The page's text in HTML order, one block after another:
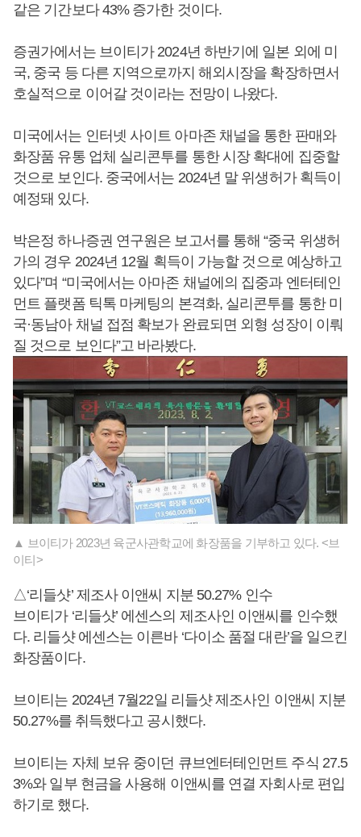
같은 기간보다 43% 증가한 것이다.
증권가에서는 브이티가 2024년 하반기에 일본 외에 미
국, 중국 등 다른 지역으로까지 해외시장을 확장하면서
호실적으로 이어갈 것이라는 전망이 나왔다.
미국에서는 인터넷 사이트 아마존 채널을 통한 판매와
화장품 유통 업체 실리콘투를 통한 시장 확대에 집중할
것으로 보인다. 중국에서는 2024년 말 위생허가 획득이
예정돼 있다.
박은정 하나증권 연구원은 보고서를 통해 “중국 위생허
가의 경우 2024년 12월 획득이 가능할 것으로 예상하고
있다”며 “미국에서는 아마존 채널에의 집중과 엔터테인
먼트 플랫폼 틱톡 마케팅의 본격화, 실리콘투를 통한 미
국·동남아 채널 접점 확보가 완료되면 외형 성장이 이뤄
질 것으로 보인다”고 바라봤다.
▲ 브이티가 2023년 육군사관학교에 화장품을 기부하고 있다. <브
이티>
△‘리들샷’ 제조사 이앤씨 지분 50.27% 인수
브이티가 ‘리들샷’ 에센스의 제조사인 이앤씨를 인수했
다. 리들샷 에센스는 이른바 ‘다이소 품절 대란’을 일으킨
화장품이다.
브이티는 2024년 7월22일 리들샷 제조사인 이앤씨 지분
50.27%를 취득했다고 공시했다.
브이티는 자체 보유 중이던 큐브엔터테인먼트 주식 27.5
3%와 일부 현금을 사용해 이앤씨를 연결 자회사로 편입
하기로 했다.